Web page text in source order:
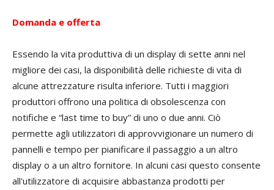
Domanda e offerta
Essendo la vita produttiva di un display di sette anni nel
migliore dei casi, la disponibilità delle richieste di vita di
alcune attrezzature risulta inferiore. Tutti i maggiori
produttori offrono una politica di obsolescenza con
notifiche e “last time to buy” di uno o due anni. Ciò
permette agli utilizzatori di approvvigionare un numero di
pannelli e tempo per pianificare il passaggio a un altro
display o a un altro fornitore. In alcuni casi questo consente
all'utilizzatore di acquisire abbastanza prodotti per